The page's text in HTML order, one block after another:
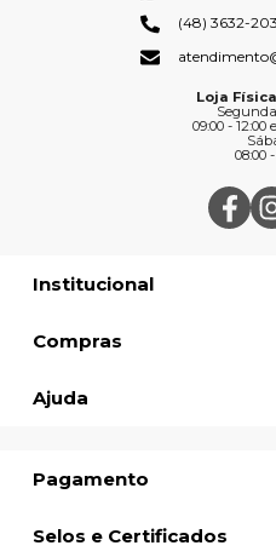
Institucional
Compras
Ajuda
(48) 3632-
Loja
09:00 - 12:00
08:00
Pagamento
Selos e Certificados